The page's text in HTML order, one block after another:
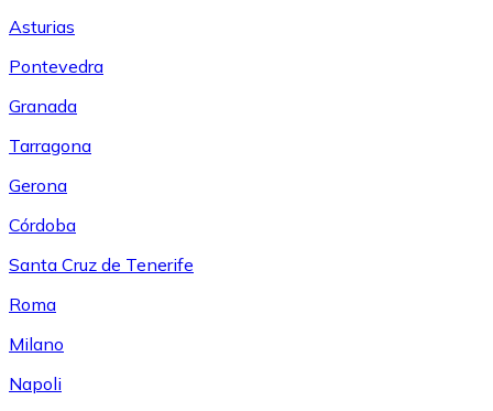
Asturias
Pontevedra
Granada
Tarragona
Gerona
Córdoba
Santa Cruz de Tenerife
Roma
Milano
Napoli